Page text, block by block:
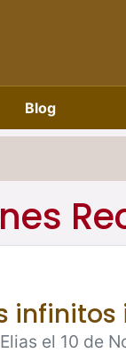
Blog
el 10 de